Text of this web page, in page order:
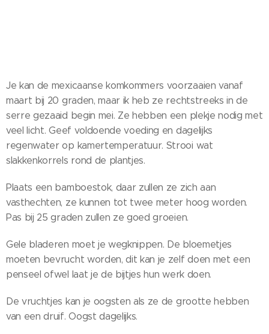
Je kan de mexicaanse komkommers voorzaaien vanaf
maart bij 20 graden, maar ik heb ze rechtstreeks in de
serre gezaaid begin mei. Ze hebben een plekje nodig met
veel licht. Geef voldoende voeding en dagelijks
regenwater op kamertemperatuur. Strooi wat
slakkenkorrels rond de plantjes.
Plaats een bamboestok, daar zullen ze zich aan
vasthechten, ze kunnen tot twee meter hoog worden.
Pas bij 25 graden zullen ze goed groeien.
Gele bladeren moet je wegknippen. De bloemetjes
moeten bevrucht worden, dit kan je zelf doen met een
penseel ofwel laat je de bijtjes hun werk doen.
De vruchtjes kan je oogsten als ze de grootte hebben
van een druif. Oogst dagelijks.